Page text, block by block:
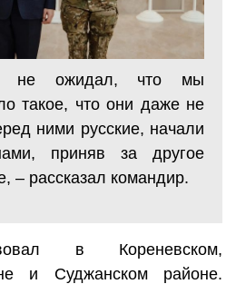
не ожидал, что мы
такое, что они даже не
ними русские, начали
приняв за другое
– рассказал командир.
в Кореневском,
и Суджанском районе.